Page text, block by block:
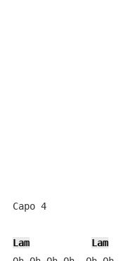
Capo 4
Lam Lam